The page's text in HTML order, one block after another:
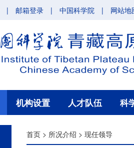
| 邮箱登录 | 中国科学院 | 网站地
机构设置 人才队伍 科
首页 > 所况介绍 >现任领导